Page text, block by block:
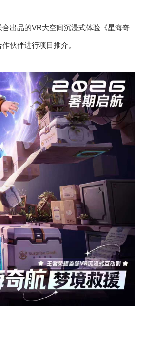
出品的VR大空间沉浸式体验《星海奇
伙伴进行项目推介。